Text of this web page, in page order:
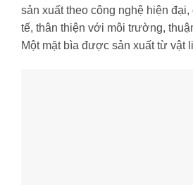
sản xuất theo công nghệ hiện
tế, thân thiện với môi trường,
Một mặt bìa được sản xuất từ vật